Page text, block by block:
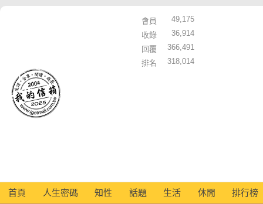
會員
49,175
收錄
36,914
回覆
366,491
排名
318,014
首頁 人生密碼 知性 話題 生活 休閒 排行榜